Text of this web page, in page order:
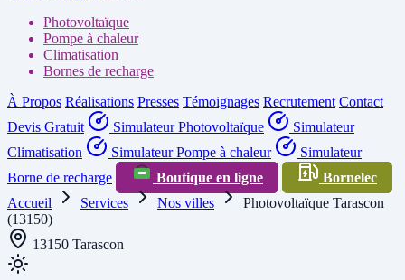
Photovoltaïque
Pompe à chaleur
Climatisation
Bornes de recharge
À Propos Réalisations Presses Témoignages Recrutement Contact
Devis Gratuit
Simulateur Photovoltaïque
Simulateur
Climatisation
Simulateur Pompe à chaleur
Simulateur
Borne de recharge
Boutique en ligne
Bornelec
Accueil
Services Nos villes
Photovoltaïque Tarascon
(13150)
13150 Tarascon